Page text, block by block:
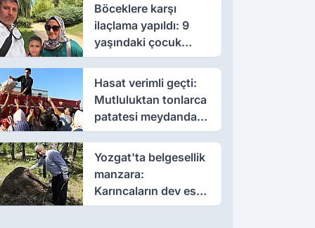
Böceklere karşı
ilaçlama yapıldı: 9
yaşındaki çocuk
öldü, annesi yoğun
bakımda
Hasat verimli geçti:
Mutluluktan tonlarca
patatesi meydanda
dağıttı
Yozgat'ta belgesellik
manzara:
Karıncaların dev eseri
görenleri büyüledi